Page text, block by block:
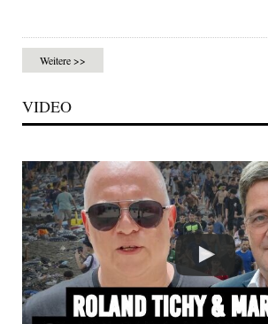
Weitere >>
VIDEO